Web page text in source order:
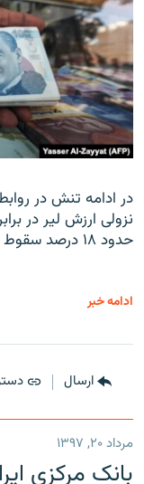
در ادامه تنش در
نزولی ارزش لیر در
حدود ۱۸ درصد سقوط کرد.
ادامه خبر
ارسال
مرداد ۲۰, ۱۳۹۷